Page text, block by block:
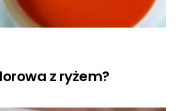
z ryżem?